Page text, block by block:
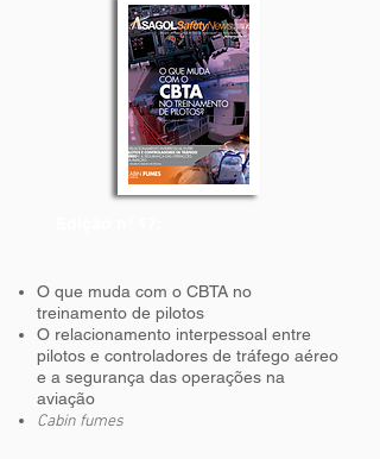
O que muda com o CBTA no
treinamento de pilotos
O relacionamento interpessoal entre
pilotos e controladores de tráfego aéreo
e a segurança das operações na
aviação
Cabin fumes